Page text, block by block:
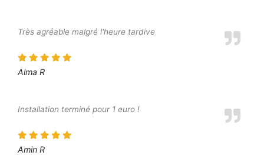
Très agréable malgré l'heure tardive
Alma R
Installation terminé pour 1 euro !
Amin R